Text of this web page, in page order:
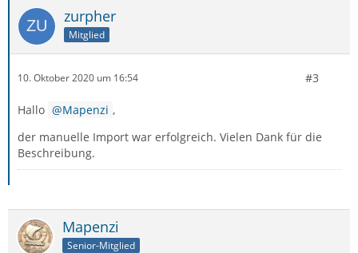
zurpher
Mitglied
10. Oktober 2020 um 16:54 #3
Hallo Mapenzi ,
der manuelle Import war erfolgreich. Vielen Dank für die
Beschreibung.
Mapenzi
Senior-Mitglied